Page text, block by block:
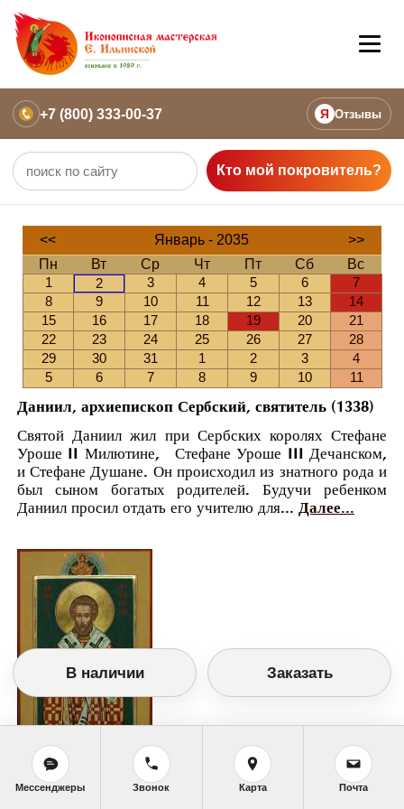
+7 (800) 333-00-37 Я Отзывы
Кто мой покровитель?
<< Январь - 2035
>>
Пн
Вт Ср Чт Пт Сб
Вс
1
2 3 4 5 6
7
8
9 10 11 12 13
14
15
16 17 18 19 20
21
22
23 24 25 26 27
28
29
30 31 1 2 3
4
5
6 7 8 9 10 11
Даниил, архиепископ Сербский, святитель (1338)
Святой Даниил жил при Сербских королях Стефане
Уроше II Милютине, Стефане Уроше III Дечанском,
и Стефане Душане. Он происходил из знатного рода и
был сыном богатых родителей. Будучи ребенком
Даниил просил отдать его учителю для... Далее...
В наличии Заказать
Мессенджеры Звонок Карта Почта